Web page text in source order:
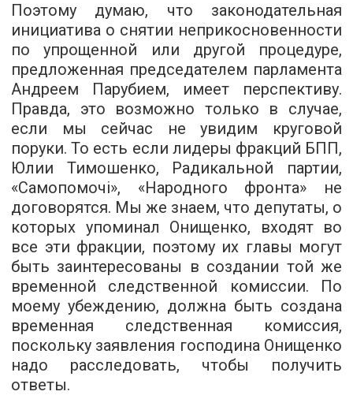
Поэтому думаю, что законодательная
инициатива о снятии неприкосновенности
по упрощенной или другой процедуре,
предложенная председателем парламента
Андреем Парубием, имеет перспективу.
Правда, это возможно только в случае,
если мы сейчас не увидим круговой
поруки. То есть если лидеры фракций БПП,
Юлии Тимошенко, Радикальной партии,
«Самопомочі», «Народного фронта» не
договорятся. Мы же знаем, что депутаты, о
которых упоминал Онищенко, входят во
все эти фракции, поэтому их главы могут
быть заинтересованы в создании той же
временной следственной комиссии. По
моему убеждению, должна быть создана
временная следственная комиссия,
поскольку заявления господина Онищенко
надо расследовать, чтобы получить
ответы.